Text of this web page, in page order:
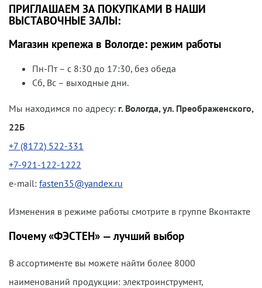
ПРИГЛАШАЕМ ЗА ПОКУПКАМИ В НАШИ
ВЫСТАВОЧНЫЕ ЗАЛЫ:
Магазин крепежа в Вологде: режим работы
Пн-Пт – с 8:30 до 17:30, без обеда
Сб, Вс – выходные дни.
Мы находимся по адресу: г. Вологда, ул. Преображенского,
22Б
+7 (8172) 522-331
+7-921-122-1222
e-mail: fasten35@yandex.ru
Изменения в режиме работы смотрите в группе Вконтакте
Почему «ФЭСТЕН» — лучший выбор
В ассортименте вы можете найти более 8000
наименований продукции: электроинструмент,